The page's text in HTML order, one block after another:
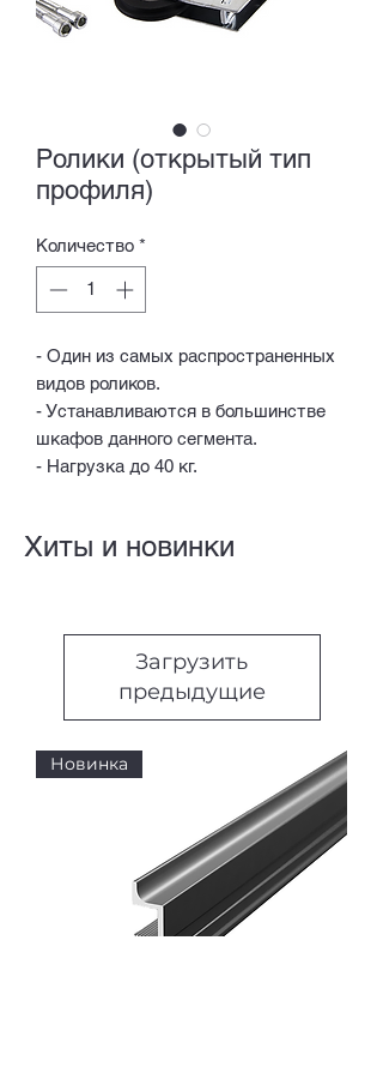
Ролики (открытый тип
профиля)
Количество *
- Один из самых распространенных
видов роликов.
- Устанавливаются в большинстве
шкафов данного сегмента.
- Нагрузка до 40 кг.
Хиты и новинки
Загрузить
предыдущие
Новинка